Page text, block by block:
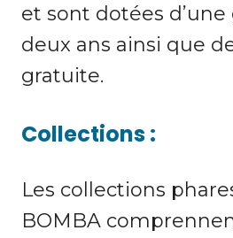
et sont dotées
deux ans ainsi que
gratuite.
Collections :
Les collections
BOMBA